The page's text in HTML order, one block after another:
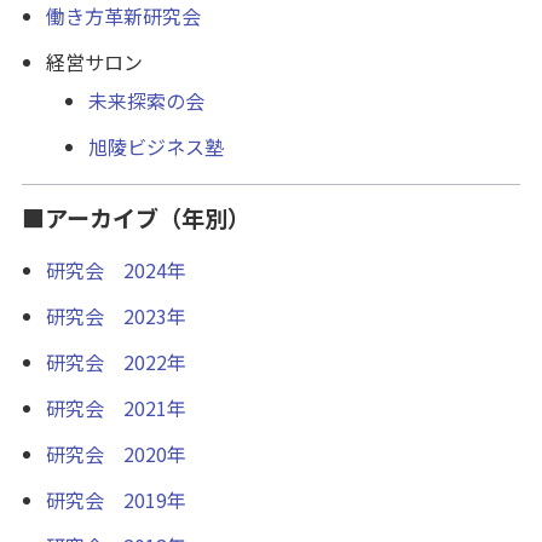
働き方革新研究会
経営サロン
未来探索の会
旭陵ビジネス塾
■アーカイブ（年別）
研究会 2024年
研究会 2023年
研究会 2022年
研究会 2021年
研究会 2020年
研究会 2019年